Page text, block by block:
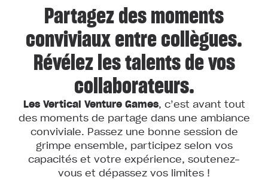
Partagez des moments
conviviaux entre collègues.
Révélez les talents de vos
collaborateurs.
Les Vertical Venture Games, c’est avant tout
des moments de partage dans une ambiance
conviviale. Passez une bonne session de
grimpe ensemble, participez selon vos
capacités et votre expérience, soutenez-
vous et dépassez vos limites !